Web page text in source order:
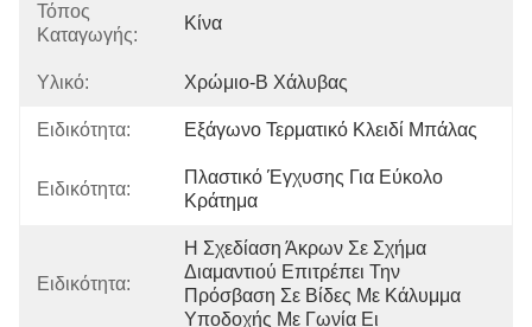
Τόπος
Καταγωγής:
Κίνα
Υλικό: Χρώμιο-Β Χάλυβας
Ειδικότητα: Εξάγωνο Τερματικό Κλειδί Μπάλας
Ειδικότητα:
Πλαστικό Έγχυσης Για Εύκολο
Κράτημα
Ειδικότητα:
Η Σχεδίαση Άκρων Σε Σχήμα
Διαμαντιού Επιτρέπει Την
Πρόσβαση Σε Βίδες Με Κάλυμμα
Υποδοχής Με Γωνία Ει